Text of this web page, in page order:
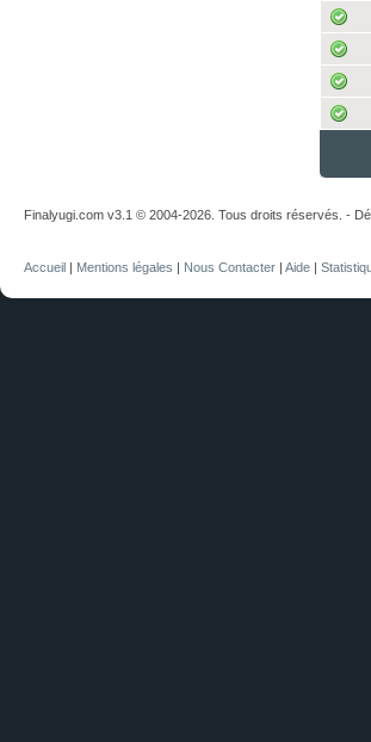
Finalyugi.com v3.1 © 2004-2026. Tous droits réservés. -
Accueil | Mentions légales | Nous Contacter | Aide |